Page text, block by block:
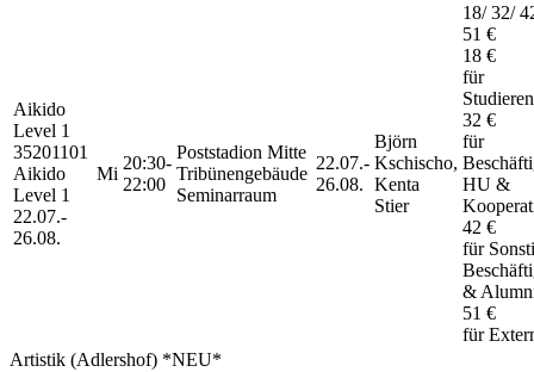
Aikido
Level 1
35201101
Aikido
Level 1
22.07.-
26.08.
Mi
20:30-
22:00
Poststadion Mitte
Tribünengebäude
Seminarraum
22.07.-
26.08.
Björn
Kschischo,
Kenta
Stier
18/ 32/
51 €
18 €
für
32 €
für
HU &
42 €
für
&
51 €
für
Artistik (Adlershof) *NEU*